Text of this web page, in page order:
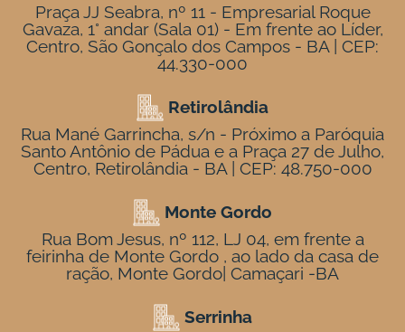
Praça JJ Seabra, nº 11 - Empresarial Roque
Gavaza, 1° andar (Sala 01) - Em frente ao Líder,
Centro, São Gonçalo dos Campos - BA | CEP:
44.330-000
Retirolândia
Rua Mané Garrincha, s/n - Próximo a Paróquia
Santo Antônio de Pádua e a Praça 27 de Julho,
Centro, Retirolândia - BA | CEP: 48.750-000
Monte Gordo
Rua Bom Jesus, nº 112, LJ 04, em frente a
feirinha de Monte Gordo , ao lado da casa de
ração, Monte Gordo| Camaçari -BA
Serrinha